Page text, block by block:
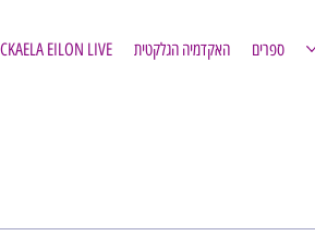
ספרים האקדמיה הגלקטית EILON LIVE